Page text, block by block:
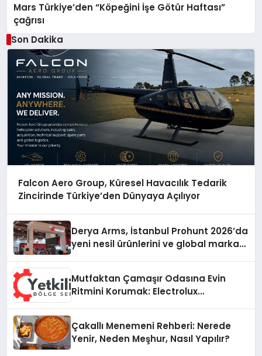
Mars Türkiye’den “Köpeğini İşe Götür Haftası”
çağrısı
Son Dakika
Falcon Aero Group, Küresel Havacılık Tedarik
Zincirinde Türkiye’den Dünyaya Açılıyor
Derya Arms, İstanbul Prohunt 2026’da
yeni nesil ürünlerini ve global marka
Mutfaktan Çamaşır Odasına Evin
Ritmini Korumak: Electrolux
Çakallı Menemeni Rehberi: Nerede
Yenir, Neden Meşhur, Nasıl Yapılır?